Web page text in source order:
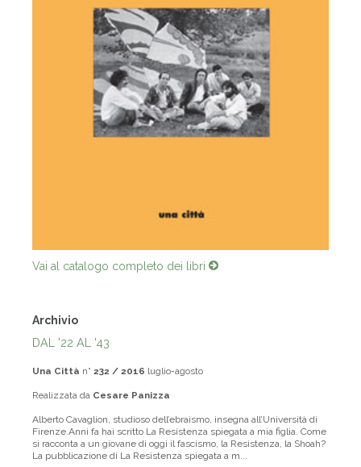
Vai al catalogo completo dei libri
Archivio
DAL '22 AL '43
Una Città n° 232 / 2016 luglio-agosto
Realizzata da Cesare Panizza
Alberto Cavaglion, studioso dell’ebraismo, insegna all’Università di
Firenze.Anni fa hai scritto La Resistenza spiegata a mia figlia. Come
si racconta a un giovane di oggi il fascismo, la Resistenza, la Shoah?
La pubblicazione di La Resistenza spiegata a m...